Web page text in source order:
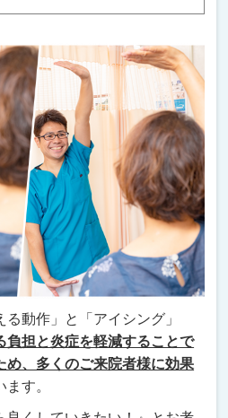
動作」と「アイシング」
負担と炎症を軽減することで
め、多くのご来院者様に効果
す。